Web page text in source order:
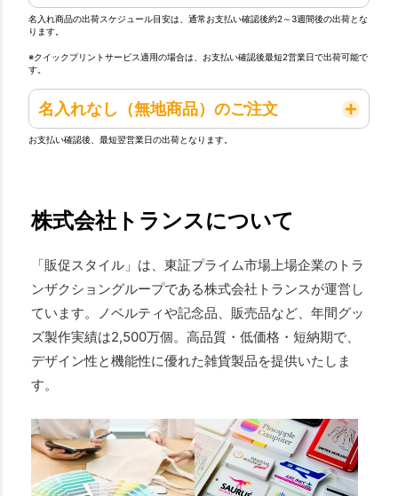
名入れ商品の出荷スケジュール目安は、通常お支払い確認後約2～3週間後の出荷とな
ります。
※クイックプリントサービス適用の場合は、お支払い確認後最短2営業日で出荷可能で
す。
名入れなし（無地商品）のご注文
お支払い確認後、最短翌営業日の出荷となります。
株式会社トランスについて
「販促スタイル」は、東証プライム市場上場企業のトラ
ンザクショングループである株式会社トランスが運営し
ています。ノベルティや記念品、販売品など、年間グッ
ズ製作実績は2,500万個。高品質・低価格・短納期で、
デザイン性と機能性に優れた雑貨製品を提供いたしま
す。